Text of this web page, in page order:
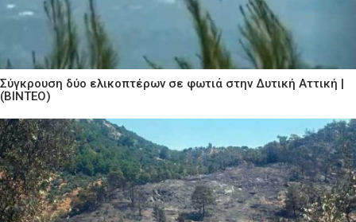
Σύγκρουση δύο ελικοπτέρων σε φωτιά στην Δυτική Αττική |
(ΒΙΝΤΕΟ)